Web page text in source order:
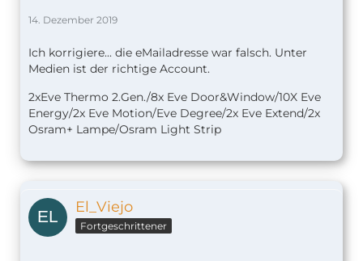
14. Dezember 2019
Ich korrigiere... die eMailadresse war falsch. Unter
Medien ist der richtige Account.
2xEve Thermo 2.Gen./8x Eve Door&Window/10X Eve
Energy/2x Eve Motion/Eve Degree/2x Eve Extend/2x
Osram+ Lampe/Osram Light Strip
El_Viejo
Fortgeschrittener